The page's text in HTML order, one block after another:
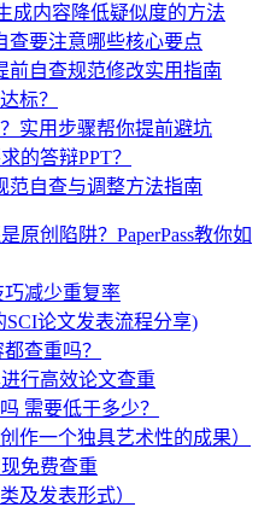
成内容降低疑似度的方法
查要注意哪些核心要点
前自查规范修改实用指南
标？
实用步骤帮你提前避坑
的答辩PPT？
范自查与调整方法指南
原创陷阱？PaperPass教你如
减少重复率
论文发表流程分享)
查重吗？
行高效论文查重
需要低于多少？
作一个独具艺术性的成果）
免费查重
及发表形式）